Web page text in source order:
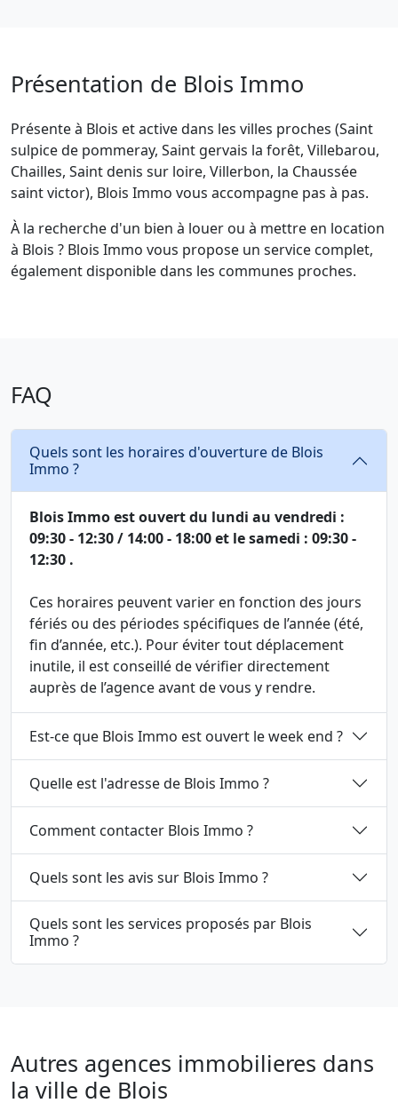
Présentation de Blois Immo
Présente à Blois et active dans les villes proches (Saint
sulpice de pommeray, Saint gervais la forêt, Villebarou,
Chailles, Saint denis sur loire, Villerbon, la Chaussée
saint victor), Blois Immo vous accompagne pas à pas.
À la recherche d'un bien à louer ou à mettre en location
à Blois ? Blois Immo vous propose un service complet,
également disponible dans les communes proches.
FAQ
Quels sont les horaires d'ouverture de Blois
Immo ?
Blois Immo est ouvert du lundi au vendredi :
09:30 - 12:30 / 14:00 - 18:00 et le samedi : 09:30 -
12:30 .
Ces horaires peuvent varier en fonction des jours
fériés ou des périodes spécifiques de l’année (été,
fin d’année, etc.). Pour éviter tout déplacement
inutile, il est conseillé de vérifier directement
auprès de l’agence avant de vous y rendre.
Est-ce que Blois Immo est ouvert le week end ?
Quelle est l'adresse de Blois Immo ?
Comment contacter Blois Immo ?
Quels sont les avis sur Blois Immo ?
Quels sont les services proposés par Blois
Immo ?
Autres agences immobilieres dans
la ville de Blois